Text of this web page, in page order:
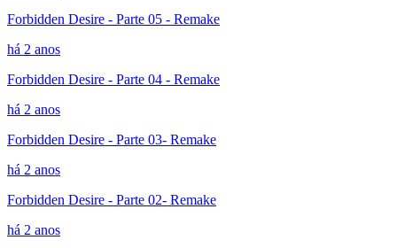
Forbidden Desire - Parte 05 - Remake
há 2 anos
Forbidden Desire - Parte 04 - Remake
há 2 anos
Forbidden Desire - Parte 03- Remake
há 2 anos
Forbidden Desire - Parte 02- Remake
há 2 anos